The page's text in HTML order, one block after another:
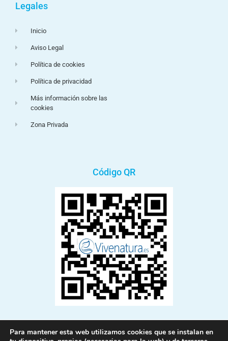
Legales
Inicio
Aviso Legal
Política de cookies
Política de privacidad
Más información sobre las
cookies
Zona Privada
Código QR
Para mantener esta web utilizamos cookies que se instalan en